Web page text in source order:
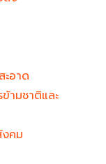
อาด
ามชาติและ
คม